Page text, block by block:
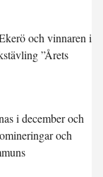
och vinnaren i
”Årets
i december och
och